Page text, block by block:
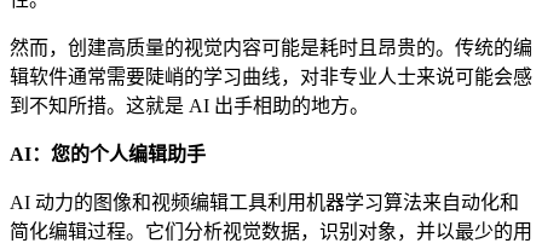
然而，创建高质量的视觉内容可能是耗时且昂贵的。传统的编
辑软件通常需要陡峭的学习曲线，对非专业人士来说可能会感
到不知所措。这就是 AI 出手相助的地方。
AI：您的个人编辑助手
AI 动力的图像和视频编辑工具利用机器学习算法来自动化和
简化编辑过程。它们分析视觉数据，识别对象，并以最少的用